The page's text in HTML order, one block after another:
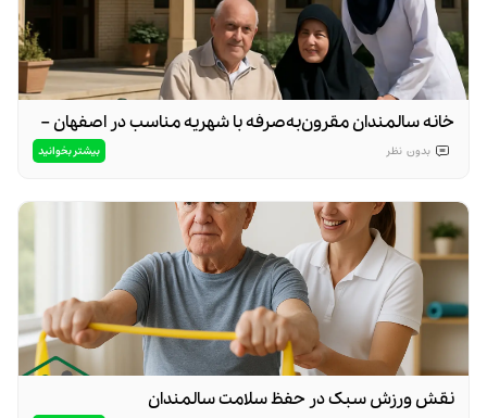
خانه سالمندان مقرون‌به‌صرفه با شهریه مناسب در اصفهان –
چرا مهد اولیا بهترین انتخاب است؟
بدون نظر بیشتر بخوانید
نقش ورزش سبک در حفظ سلامت سالمندان